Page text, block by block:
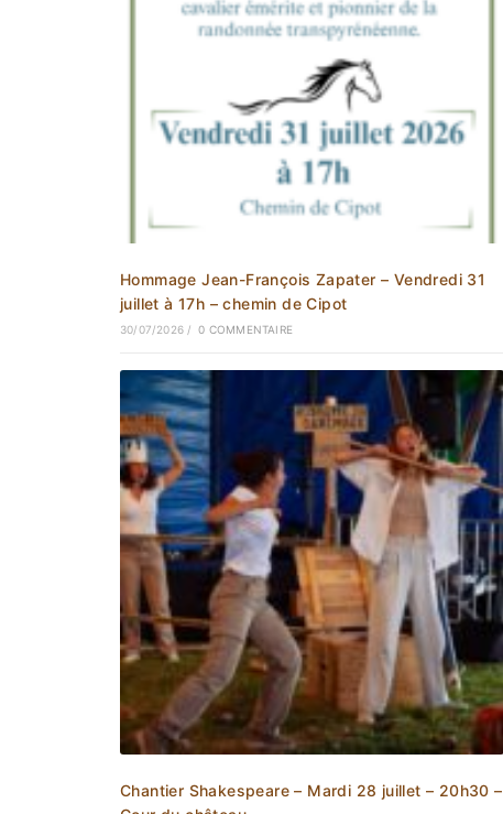
Hommage Jean-François Zapater – Vendredi 31
juillet à 17h – chemin de Cipot
30/07/2026 / 0 COMMENTAIRE
Chantier Shakespeare – Mardi 28 juillet – 20h30 –